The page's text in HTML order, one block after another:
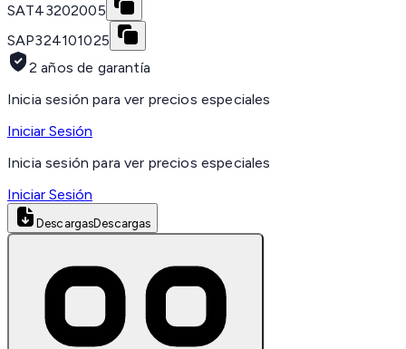
SAT43202005
SAP324101025
2 años de garantía
Inicia sesión para ver precios especiales
Iniciar Sesión
Inicia sesión para ver precios especiales
Iniciar Sesión
DescargasDescargas